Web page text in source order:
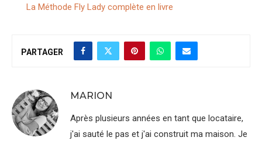
La Méthode Fly Lady complète en livre
PARTAGER
MARION
Après plusieurs années en tant que locataire,
j'ai sauté le pas et j'ai construit ma maison. Je